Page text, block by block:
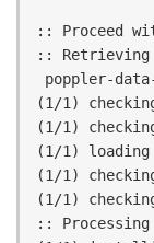
:: Proceed
:: Retrieving
poppler-
(1/1)
(1/1)
(1/1)
(1/1)
(1/1)
:: Processing